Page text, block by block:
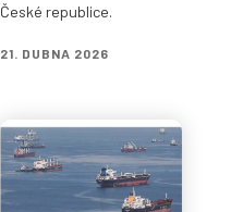
České republice.
21. DUBNA 2026